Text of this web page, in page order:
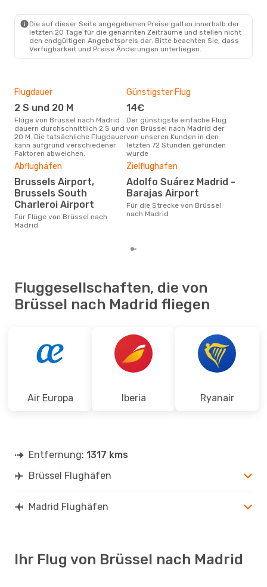
Die auf dieser Seite angegebenen Preise galten innerhalb der
letzten 20 Tage für die genannten Zeiträume und stellen nicht
den endgültigen Angebotspreis dar. Bitte beachten Sie, dass
Verfügbarkeit und Preise Änderungen unterliegen.
Flugdauer
2 S und 20 M
Flüge von Brüssel nach Madrid
dauern durchschnittlich 2 S und
20 M. Die tatsächliche Flugdauer
kann aufgrund verschiedener
Faktoren abweichen.
Günstigster Flug
14€
Der günstigste einfache Flug
von Brüssel nach Madrid der
von unseren Kunden in den
letzten 72 Stunden gefunden
wurde
Abflughäfen
Brussels Airport,
Brussels South
Charleroi Airport
Für Flüge von Brüssel nach
Madrid
Zielflughafen
Adolfo Suárez Madrid -
Barajas Airport
Für die Strecke von Brüssel
nach Madrid
Fluggesellschaften, die von
Brüssel nach Madrid fliegen
Air Europa Iberia Ryanair
Entfernung: 1317 kms
Brüssel Flughäfen
Madrid Flughäfen
Ihr Flug von Brüssel nach Madrid